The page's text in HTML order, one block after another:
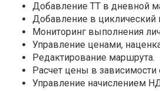
Добавление ТТ в дневной
Добавление в циклический
Мониторинг выполнения
Управление ценами,
Редактирование маршрута.
Расчет цены в зависимости
Управление начислением